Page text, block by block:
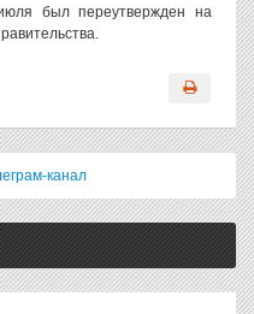
был переутвержден на
канал